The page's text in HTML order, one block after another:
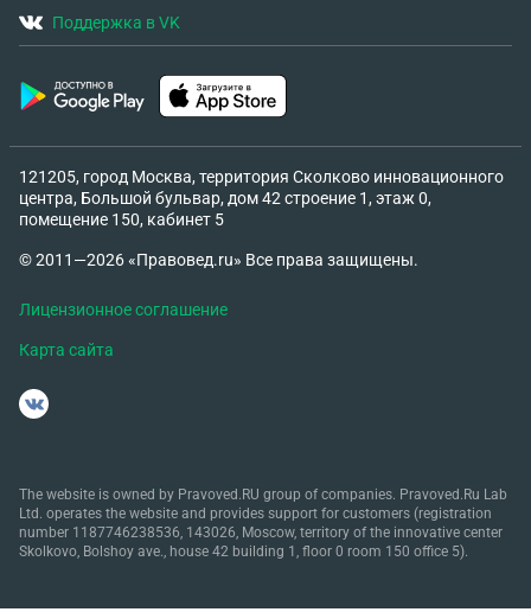
Поддержка в VK
121205, город Москва, территория Сколково инновационного
центра, Большой бульвар, дом 42 строение 1, этаж 0,
помещение 150, кабинет 5
© 2011—2026 «Правовед.ru» Все права защищены.
Лицензионное соглашение
Карта сайта
The website is owned by Pravoved.RU group of companies. Pravoved.Ru Lab
Ltd. operates the website and provides support for customers (registration
number 1187746238536, 143026, Moscow, territory of the innovative center
Skolkovo, Bolshoy ave., house 42 building 1, floor 0 room 150 office 5).